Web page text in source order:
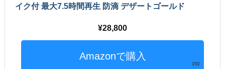
イク付 最大7.5時間再生 防滴 デザートゴールド
28,800
PR